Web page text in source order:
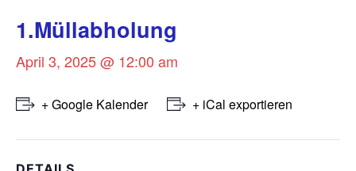
1.Müllabholung
April 3, 2025 @ 12:00 am
+ Google Kalender + iCal exportieren